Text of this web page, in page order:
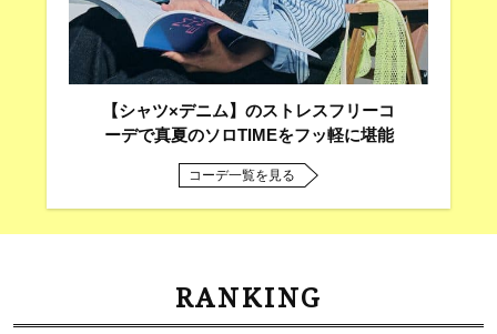
【シャツ×デニム】のストレスフリーコ
ーデで真夏のソロTIMEをフッ軽に堪能
コーデ一覧を見る
RANKING